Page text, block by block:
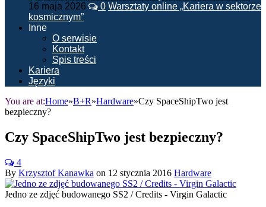
16 maja 2026 0 Warsztaty online „Kariera w sektorze
kosmicznym”
Inne
O serwisie
Kontakt
Spis treści
Kariera
Języki
You are at:Home»B+R»Hardware»Czy SpaceShipTwo jest
bezpieczny?
Czy SpaceShipTwo jest bezpieczny?
4
By Krzysztof Kanawka on 12 stycznia 2016 Hardware
Jedno ze zdjęć budowanego SS2 / Credits - Virgin Galactic